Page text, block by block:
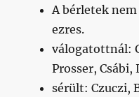
A bérletek nem
ezres.
válogatottnál:
Prosser, Csábi,
sérült: Czuczi,